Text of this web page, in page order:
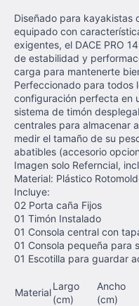
Diseñado para kayakistas
equipado con
exigentes, el DACE PRO
de estabilidad y
carga para mantenerte
Perfeccionado para todos
configuración perfecta en
sistema de timón
centrales para almacenar
medir el tamaño de su
abatibles (accesorio
Imagen solo Referncial,
Material: Plástico
Incluye:
02 Porta caña Fijos
01 Timón Instalado
01 Consola central con
01 Consola pequeña para
01 Escotilla para guardar
Material
Largo
(cm)
Ancho
(cm)